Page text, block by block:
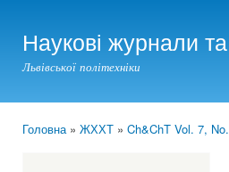
Наукові журнали
Львівської політехніки
Головна» ЖХХТ » Ch&ChT Vol. 7,